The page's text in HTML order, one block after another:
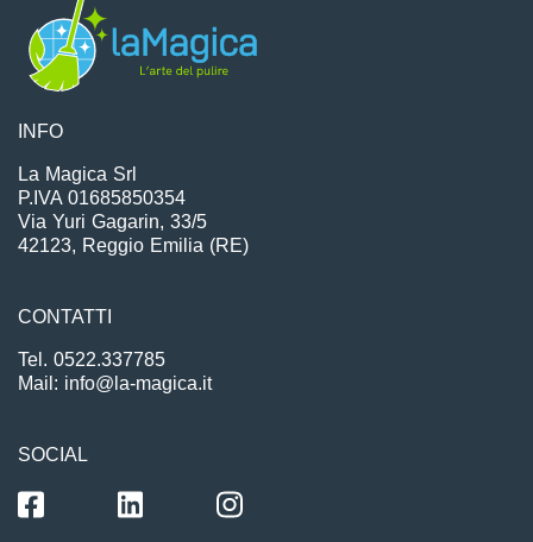
INFO
La Magica Srl
P.IVA 01685850354
Via Yuri Gagarin, 33/5
42123, Reggio Emilia (RE)
CONTATTI
Tel. 0522.337785
Mail: info@la-magica.it
SOCIAL